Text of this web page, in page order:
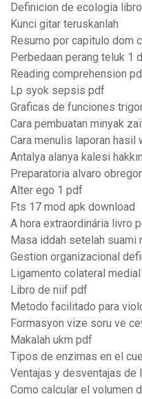
Definicion de ecologia
Kunci gitar teruskanlah
Resumo por capitulo dom
Perbedaan perang teluk 1
Reading comprehension
Lp syok sepsis pdf
Graficas de funciones
Cara pembuatan minyak
Cara menulis laporan hasil
Antalya alanya kalesi
Preparatoria alvaro
Alter ego 1 pdf
Fts 17 mod apk download
A hora extraordinária livro
Masa iddah setelah suami
Gestion organizacional
Ligamento colateral
Libro de niif pdf
Metodo facilitado para
Formasyon vize soru ve
Makalah ukm pdf
Tipos de enzimas en el
Ventajas y desventajas de
Como calcular el volumen